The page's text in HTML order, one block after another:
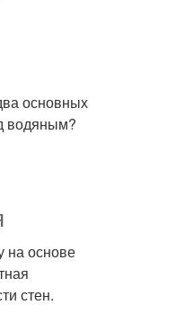
основных
водяным?
на основе
стен.